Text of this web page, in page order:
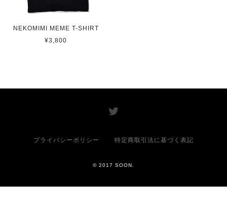
NEKOMIMI MEME T-SHIRT
¥3,800
プライバシーポリシー 特定商取引法に基づく表記
© 2017 SOON.